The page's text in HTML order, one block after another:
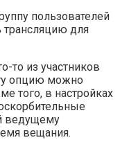
пользователей
трансляцию для
то из участников
опцию можно
того, в настройках
ведущему
вещания.